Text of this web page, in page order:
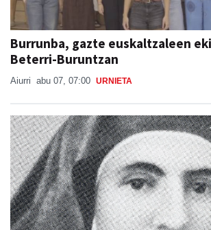
Burrunba, gazte euskaltzaleen
Beterri-Buruntzan
Aiurri abu 07, 07:00 URNIETA